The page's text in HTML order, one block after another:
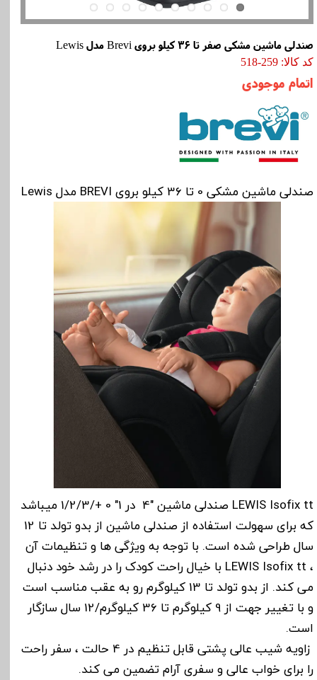
صندلی ماشین مشکی صفر تا 36 کیلو بروی Brevi مدل Lewis
کد کالا: 259-518
اتمام موجودی
صندلی ماشین مشکی 0 تا 36 کیلو بروی BREVI مدل Lewis
LEWIS Isofix tt صندلی ماشین "4 در 1" 0 +/1/2/3 میباشد
که برای سهولت استفاده از صندلی ماشین از بدو تولد تا 12
سال طراحی شده است. با توجه به ویژگی ها و تنظیمات آن
، LEWIS Isofix tt با خیال راحت کودک را در رشد خود دنبال
می کند. از بدو تولد تا 13 کیلوگرم رو به عقب مناسب است
و با تغییر جهت از 9 کیلوگرم تا 36 کیلوگرم/12 سال سازگار
است.
زاویه شیب عالی پشتی قابل تنظیم در 4 حالت ، سفر راحت
را برای خواب عالی و سفری آرام تضمین می کند.